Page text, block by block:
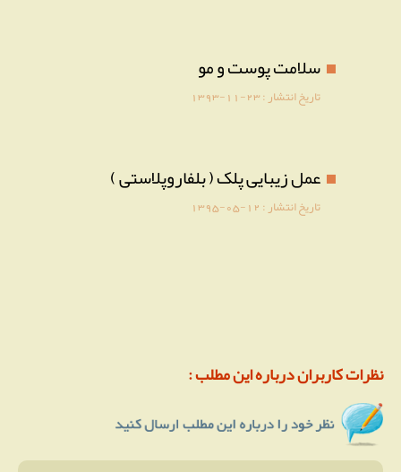
سلامت پوست و مو
تاریخ انتشار :1393-11-23
عمل زیبایی پلک ( بلفاروپلاستی )
تاریخ انتشار :1395-05-12
نظرات کاربران درباره این مطلب :